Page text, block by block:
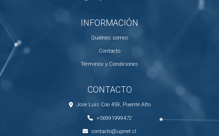
INFORMACIÓN
Quiénes somos
Contacto
Términos y Condiciones
CONTACTO
Jose Luis Coo 459, Puente Alto
+56991999472
contacto@upnet.cl